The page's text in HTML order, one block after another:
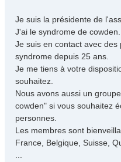
g
e
Je suis la présidente de
J'ai le syndrome de cowden.
Je suis en contact avec
syndrome depuis 25 ans.
Je me tiens à votre
souhaitez.
Nous avons aussi un
cowden" si vous souhaitez
personnes.
Les membres sont
France, Belgique, Suisse,